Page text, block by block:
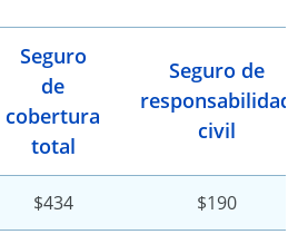
Seguro
de
cobertura
total
Seguro de
responsabilidad
civil
$434 $190